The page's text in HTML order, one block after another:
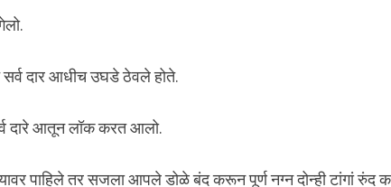
सर्व दार आधीच उघडे ठेवले होते.
दारे आतून लॉक करत आलो.
पाहिले तर सजला आपले डोळे बंद करून पूर्ण नग्न दोन्ही टांगां